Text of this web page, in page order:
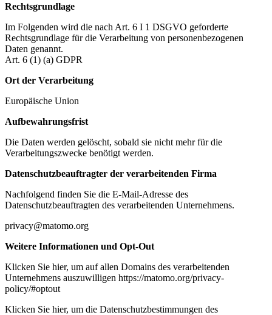
Rechtsgrundlage
Im Folgenden wird die nach Art. 6 I 1 DSGVO geforderte
Rechtsgrundlage für die Verarbeitung von personenbezogenen
Daten genannt.
Art. 6 (1) (a) GDPR
Ort der Verarbeitung
Europäische Union
Aufbewahrungsfrist
Die Daten werden gelöscht, sobald sie nicht mehr für die
Verarbeitungszwecke benötigt werden.
Datenschutzbeauftragter der verarbeitenden Firma
Nachfolgend finden Sie die E-Mail-Adresse des
Datenschutzbeauftragten des verarbeitenden Unternehmens.
privacy@matomo.org
Weitere Informationen und Opt-Out
Klicken Sie hier, um auf allen Domains des verarbeitenden
Unternehmens auszuwilligen https://matomo.org/privacy-
policy/#optout
Klicken Sie hier, um die Datenschutzbestimmungen des